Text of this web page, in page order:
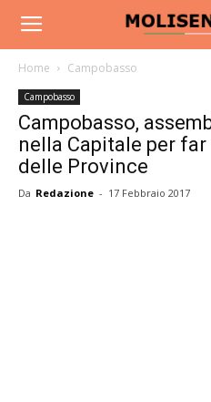
Home Campobasso
Campobasso
Campobasso,
nella Capitale per
delle Province
Da Redazione - 17 Febbraio 2017